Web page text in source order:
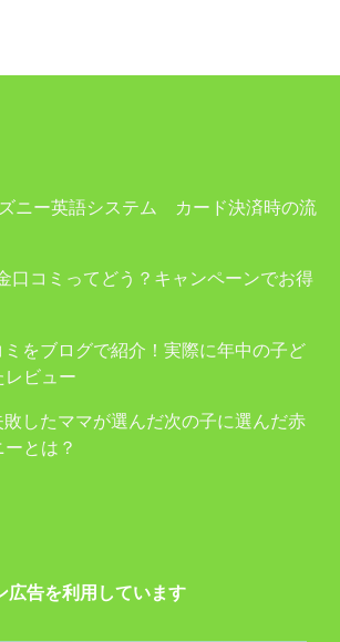
ズニー英語システム カード決済時の流
口コミってどう？キャンペーンでお得
をブログで紹介！実際に年中の子ど
レビュー
したママが選んだ次の子に選んだ赤
とは？
告を利用しています